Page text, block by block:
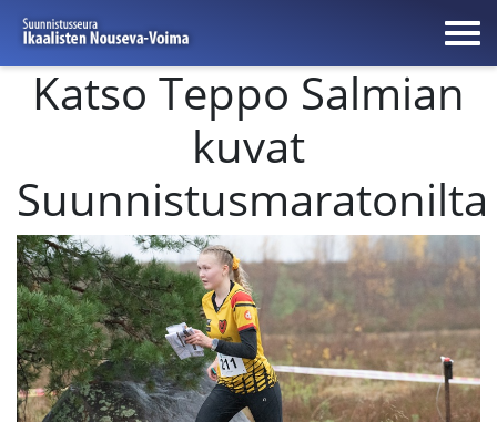
Katso Teppo Salmian
kuvat
Suunnistusmaratonilta